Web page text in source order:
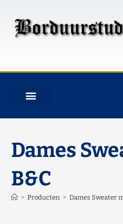
Dames
B&C
> Producten > Dames Sweater